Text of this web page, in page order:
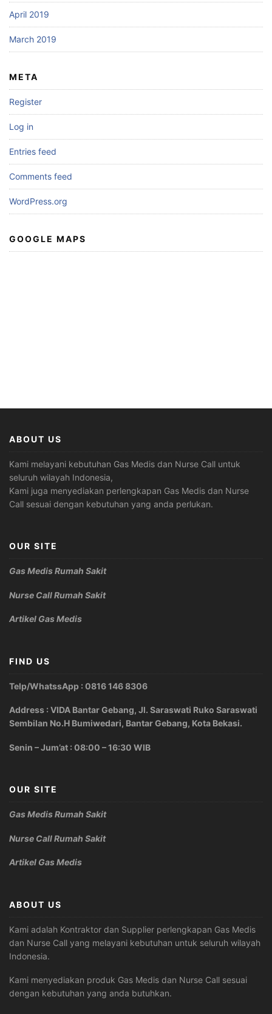
April 2019
March 2019
META
Register
Log in
Entries feed
Comments feed
WordPress.org
GOOGLE MAPS
ABOUT US
Kami melayani kebutuhan Gas Medis dan Nurse Call untuk
seluruh wilayah Indonesia,
Kami juga menyediakan perlengkapan Gas Medis dan Nurse
Call sesuai dengan kebutuhan yang anda perlukan.
OUR SITE
Gas Medis Rumah Sakit
Nurse Call Rumah Sakit
Artikel Gas Medis
FIND US
Telp/WhatssApp : 0816 146 8306
Address : VIDA Bantar Gebang, Jl. Saraswati Ruko Saraswati
Sembilan No.H Bumiwedari, Bantar Gebang, Kota Bekasi.
Senin – Jum’at : 08:00 – 16:30 WIB
OUR SITE
Gas Medis Rumah Sakit
Nurse Call Rumah Sakit
Artikel Gas Medis
ABOUT US
Kami adalah Kontraktor dan Supplier perlengkapan Gas Medis
dan Nurse Call yang melayani kebutuhan untuk seluruh wilayah
Indonesia.
Kami menyediakan produk Gas Medis dan Nurse Call sesuai
dengan kebutuhan yang anda butuhkan.